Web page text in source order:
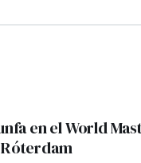
en el World